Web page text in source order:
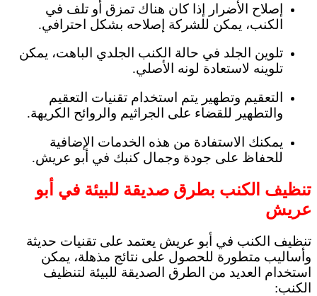
إصلاح الأضرار إذا كان هناك تمزق أو تلف في
الكنب، يمكن للشركة إصلاحه بشكل احترافي.
تلوين الجلد في حالة الكنب الجلدي الباهت، يمكن
تلوينه لاستعادة لونه الأصلي.
التعقيم وتطهير يتم استخدام تقنيات التعقيم
والتطهير للقضاء على الجراثيم والروائح الكريهة.
يمكنك الاستفادة من هذه الخدمات الإضافية
للحفاظ على جودة وجمال كنبك في أبو عريش.
تنظيف الكنب بطرق صديقة للبيئة في أبو
عريش
تنظيف الكنب في أبو عريش يعتمد على تقنيات حديثة
وأساليب متطورة للحصول على نتائج مذهلة، يمكن
استخدام العديد من الطرق الصديقة للبيئة لتنظيف
الكنب: